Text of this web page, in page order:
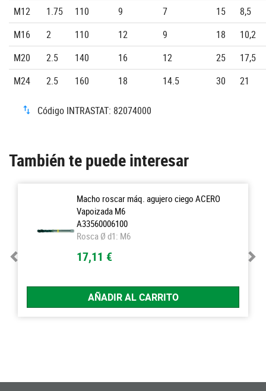
M12
1.75 110 9 7 15
8,5
M16
2 110 12 9 18
10,2
M20
2.5 140 16 12 25
17,5
M24
2.5 160 18 14.5 30 21
Código INTRASTAT: 82074000
También te puede interesar
Macho roscar máq. agujero ciego ACERO
Vapoizada M6
A33560006100
Rosca Ø d1: M6
17,11 €
AÑADIR AL CARRITO